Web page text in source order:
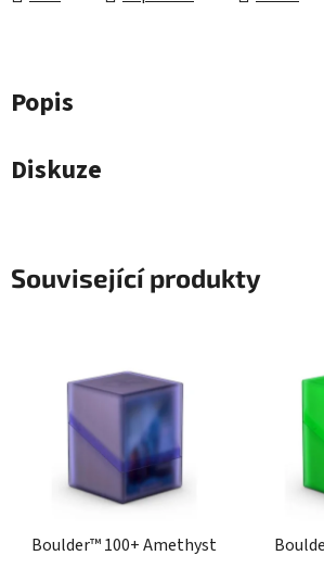
Popis
Diskuze
Související produkty
Boulder™ 100+ Amethyst